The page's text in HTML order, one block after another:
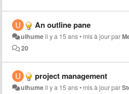
An outline pane
ulhumeil y a 15 ans• mis à jour par
20
project management
ulhumeil y a 15 ans• mis à jour par